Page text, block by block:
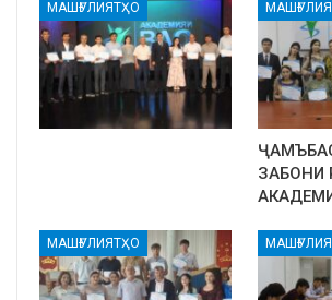
МАШҒУЛИЯТҲО
ЗАБОНИ
МАШҒУЛИЯТҲО